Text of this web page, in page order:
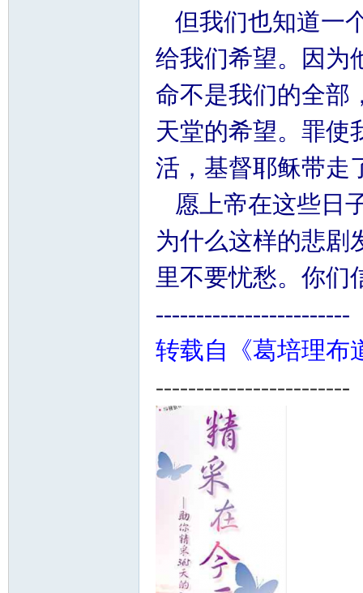
但我们也知道一
给我们希望。因为
命不是我们的全部
天堂的希望。罪使
活，基督耶稣带走
愿上帝在这些日
为什么这样的悲剧
里不要忧愁。你们
------------------------
转载自《葛培理布
------------------------